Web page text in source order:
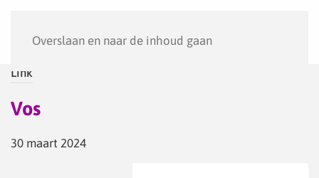
Overslaan en naar de inhoud gaan
Link
Vos
30 maart 2024